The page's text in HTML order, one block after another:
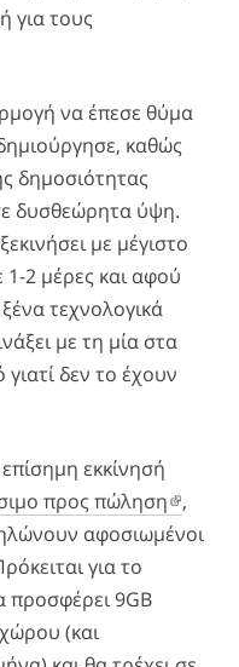
για τους
να έπεσε θύμα
καθώς
δημοσιότητας
δυσθεώρητα ύψη.
με μέγιστο
2 μέρες και αφού
τεχνολογικά
με τη μία στα
δεν το έχουν
εκκίνησή
προς πώληση
,
αφοσιωμένοι
για το
προσφέρει 9GB
(και